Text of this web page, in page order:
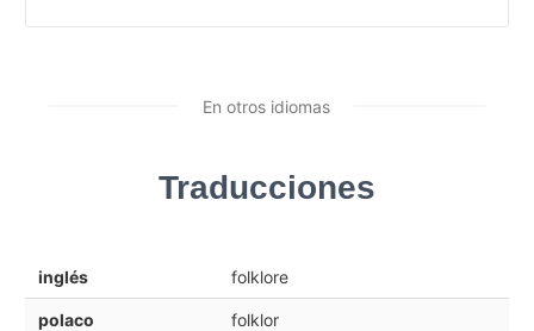
En otros idiomas
Traducciones
inglés folklore
polaco folklor